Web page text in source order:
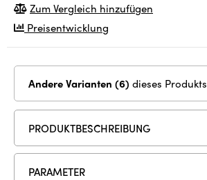
Zum Vergleich hinzufügen
Preisentwicklung
Andere Varianten (6) dieses Produkts
PRODUKTBESCHREIBUNG
PARAMETER